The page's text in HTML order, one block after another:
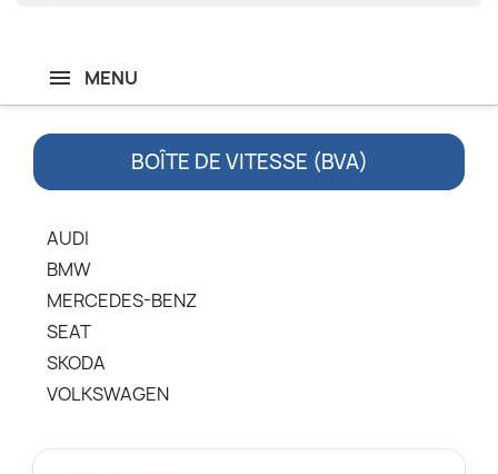
MENU
BOÎTE DE VITESSE (BVA)
AUDI
BMW
MERCEDES-BENZ
SEAT
SKODA
VOLKSWAGEN